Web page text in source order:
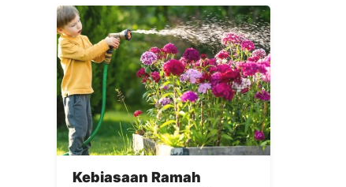
Kebiasaan Ramah